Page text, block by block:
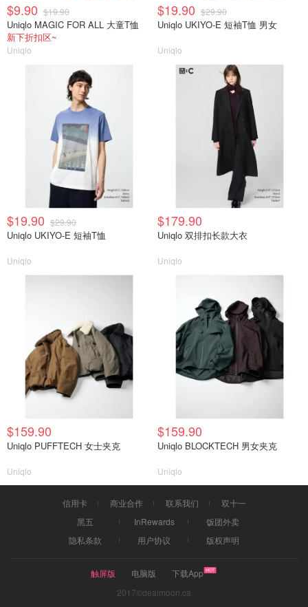
$9.90 $19.90
Uniqlo MAGIC FOR ALL 大童T恤
新下折扣区~
Uniqlo
$19.90 $29.90
Uniqlo UKIYO-E 短袖T恤 男女
Uniqlo
$19.90 $29.90
Uniqlo UKIYO-E 短袖T恤
Uniqlo
$179.90
Uniqlo 双排扣长款大衣
Uniqlo
$159.90
Uniqlo PUFFTECH 女士夹克
Uniqlo
$159.90
Uniqlo BLOCKTECH 男女夹克
Uniqlo
信用卡 商业合作 联系我们
双十一
黑五
InRewards
饭团外卖
隐私条款
用户协议 版权声明
触屏版 电脑版
下载App
2017©dealmoon.ca